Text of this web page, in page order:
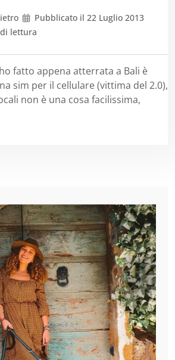
Pubblicato il 22 Luglio 2013
lettura
fatto appena atterrata a Bali è
sim per il cellulare (vittima del 2.0),
non è una cosa facilissima,